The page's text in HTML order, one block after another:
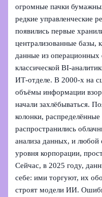
огромные пачки
редкие управленческие
появились первые
централизованные базы,
данные из операционных
классической
ИТ‑отделе. В 2000‑х на
объёмы информации
начали захлёбываться.
колонки,
распространились
анализа данных, и
уровня корпорации,
Сейчас, в 2025 году,
себе: ими торгуют, их
строят модели ИИ.